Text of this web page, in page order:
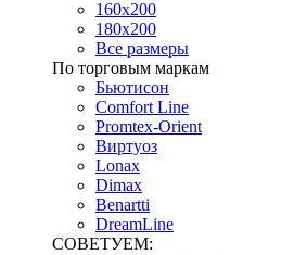
160х200
180х200
Все размеры
По торговым маркам
Бьютисон
Comfort Line
Promtex-Orient
Виртуоз
Lonax
Dimax
Benartti
DreamLine
СОВЕТУЕМ: